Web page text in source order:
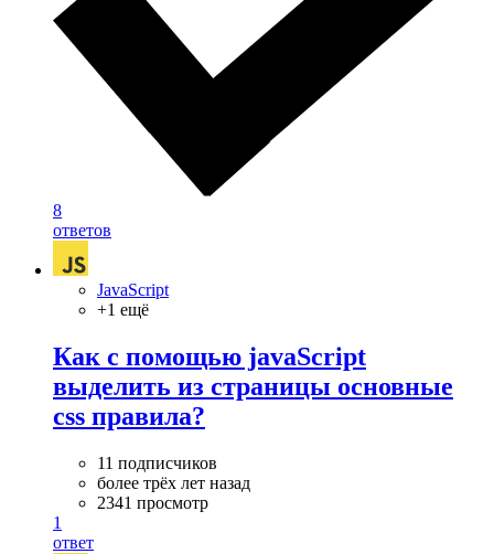
8
ответов
JavaScript
+1 ещё
Как с помощью javaScript
выделить из страницы основные
css правила?
11 подписчиков
более трёх лет назад
2341 просмотр
1
ответ